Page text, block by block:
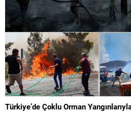
Türkiye’de Çoklu Orman